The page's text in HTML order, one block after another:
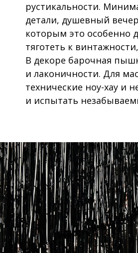
рустикальности.
детали, душевный
которым это особенно
тяготеть к
В декоре барочная
и лаконичности. Для
технические ноу-хау и
и испытать